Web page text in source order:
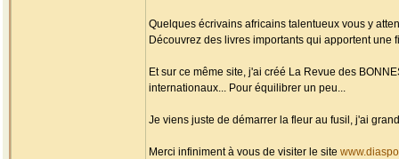
Quelques écrivains africains talentueux vous y
Découvrez des livres importants qui apportent
Et sur ce même site, j'ai créé La Revue des
internationaux... Pour équilibrer un peu...
Je viens juste de démarrer la fleur au fusil, j'ai
Merci infiniment à vous de visiter le site